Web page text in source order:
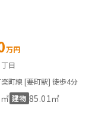
万円
目
町線 [要町駅] 徒歩4分
建物 85.01㎡